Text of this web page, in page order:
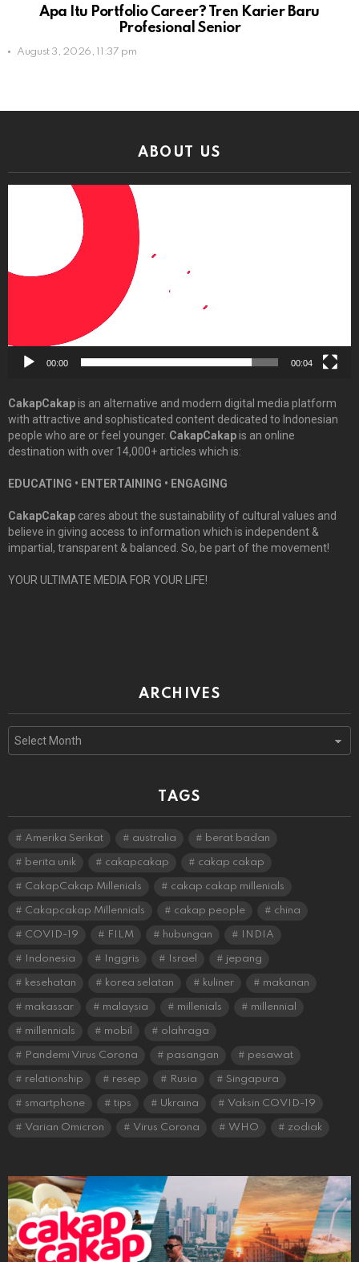
Apa Itu Portfolio Career? Tren Karier Baru
Profesional Senior
August 3, 2026, 11:37 pm
ABOUT US
00:00 00:04
CakapCakapis an alternative and modern digital media platform
with attractive and sophisticated content dedicated to Indonesian
people who are or feel younger. CakapCakapis an online
destination with over 14,000+ articles which is:
EDUCATING • ENTERTAINING • ENGAGING
CakapCakap cares about the sustainability of cultural values and
believe in giving access to information which is independent &
impartial, transparent & balanced. So, be part of the movement!
YOUR ULTIMATE MEDIA FOR YOUR LIFE!
ARCHIVES
Archives
TAGS
Amerika Serikat australia berat badan
berita unik cakapcakap cakap cakap
CakapCakap Millenials cakap cakap millenials
Cakapcakap Millennials cakap people china
COVID-19 FILM hubungan INDIA
Indonesia Inggris Israel jepang
kesehatan korea selatan kuliner makanan
makassar malaysia millenials millennial
millennials mobil olahraga
Pandemi Virus Corona pasangan pesawat
relationship resep Rusia Singapura
smartphone tips Ukraina Vaksin COVID-19
Varian Omicron Virus Corona WHO zodiak